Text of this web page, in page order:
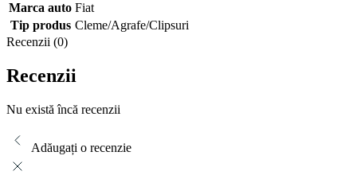
Marca auto Fiat
Tip produs Cleme/Agrafe/Clipsuri
Recenzii (0)
Recenzii
Nu există încă recenzii
Adăugați o recenzie